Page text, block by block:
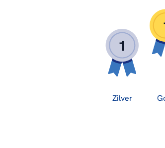
1
Zilver